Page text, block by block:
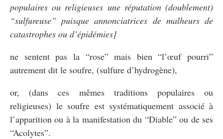
populaires ou religieuses une réputation (doublement)
“sulfureuse” puisque annonciatrices de malheurs de
catastrophes ou d’épidémies]
ne sentent pas la “rose” mais bien “l’œuf pourri”
autrement dit le soufre, (sulfure d’hydrogène),
or, (dans ces mêmes traditions populaires ou
religieuses) le soufre est systématiquement associé à
l’apparition ou à la manifestation du “Diable” ou de ses
“Acolytes”.